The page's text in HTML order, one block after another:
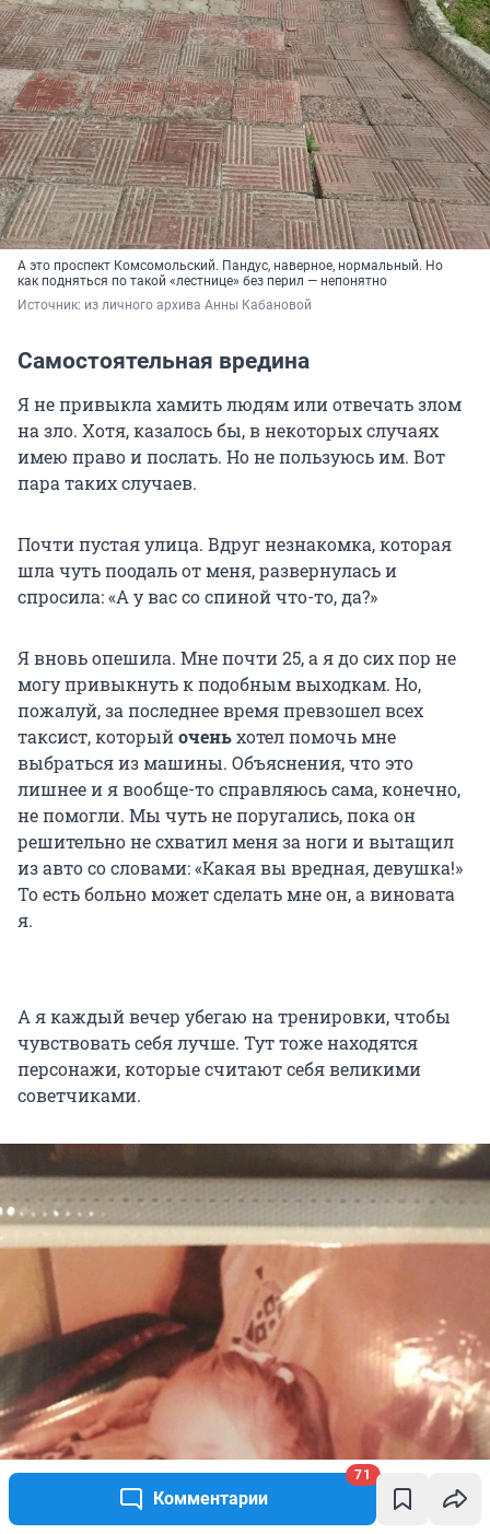
Комментарии
71
А это проспект Комсомольский. Пандус, наверное, нормальный. Но
как подняться по такой «лестнице» без перил — непонятно
Источник: из личного архива Анны Кабановой
Самостоятельная вредина
Я не привыкла хамить людям или отвечать злом
на зло. Хотя, казалось бы, в некоторых случаях
имею право и послать. Но не пользуюсь им. Вот
пара таких случаев.
Почти пустая улица. Вдруг незнакомка, которая
шла чуть поодаль от меня, развернулась и
спросила: «А у вас со спиной что-то, да?»
Я вновь опешила. Мне почти 25, а я до сих пор не
могу привыкнуть к подобным выходкам. Но,
пожалуй, за последнее время превзошел всех
таксист, которыйоченьхотел помочь мне
выбраться из машины. Объяснения, что это
лишнее и я вообще-то справляюсь сама, конечно,
не помогли. Мы чуть не поругались, пока он
решительно не схватил меня за ноги и вытащил
из авто со словами: «Какая вы вредная, девушка!»
То есть больно может сделать мне он, а виновата
я.
А я каждый вечер убегаю на тренировки, чтобы
чувствовать себя лучше. Тут тоже находятся
персонажи, которые считают себя великими
советчиками.